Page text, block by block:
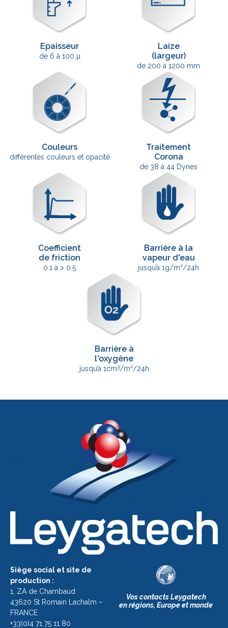
Epaisseur
de 6 à 100 µ
Laize
(largeur)
de 200 à 1200 mm
Couleurs
différentes couleurs et opacité
Traitement
Corona
de 38 à 44 Dynes
Coefficient
de friction
0.1 à > 0.5
Barrière à la
vapeur d'eau
jusqu’à 1g/m²/24h
Barrière à
l'oxygène
jusqu’à 1cm3/m²/24h
Siège social et site de
production :
1, ZA de Chambaud
43620 St Romain Lachalm –
FRANCE
+33(0)4 71 75 11 80
Vos contacts Leygatech
en régions, Europe et monde